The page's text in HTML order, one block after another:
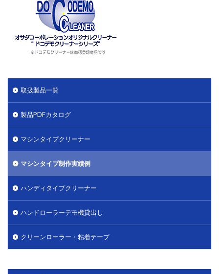
取扱製品一覧
製品PDFカタログ
マシンタイプクリーナー
マシンタイプ制作実績例
ハンディタイプクリーナー
ハンドローラーデモ機貸出し
クリーンローラー・粘着テープ